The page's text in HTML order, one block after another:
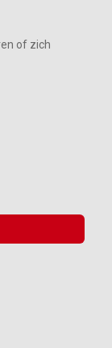
of zich